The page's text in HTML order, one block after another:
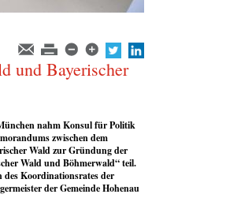
und Bayerischer
nahm Konsul für Politik
zwischen dem
Wald zur Gründung der
Wald und Böhmerwald“ teil.
des Koordinationsrates der
der Gemeinde Hohenau